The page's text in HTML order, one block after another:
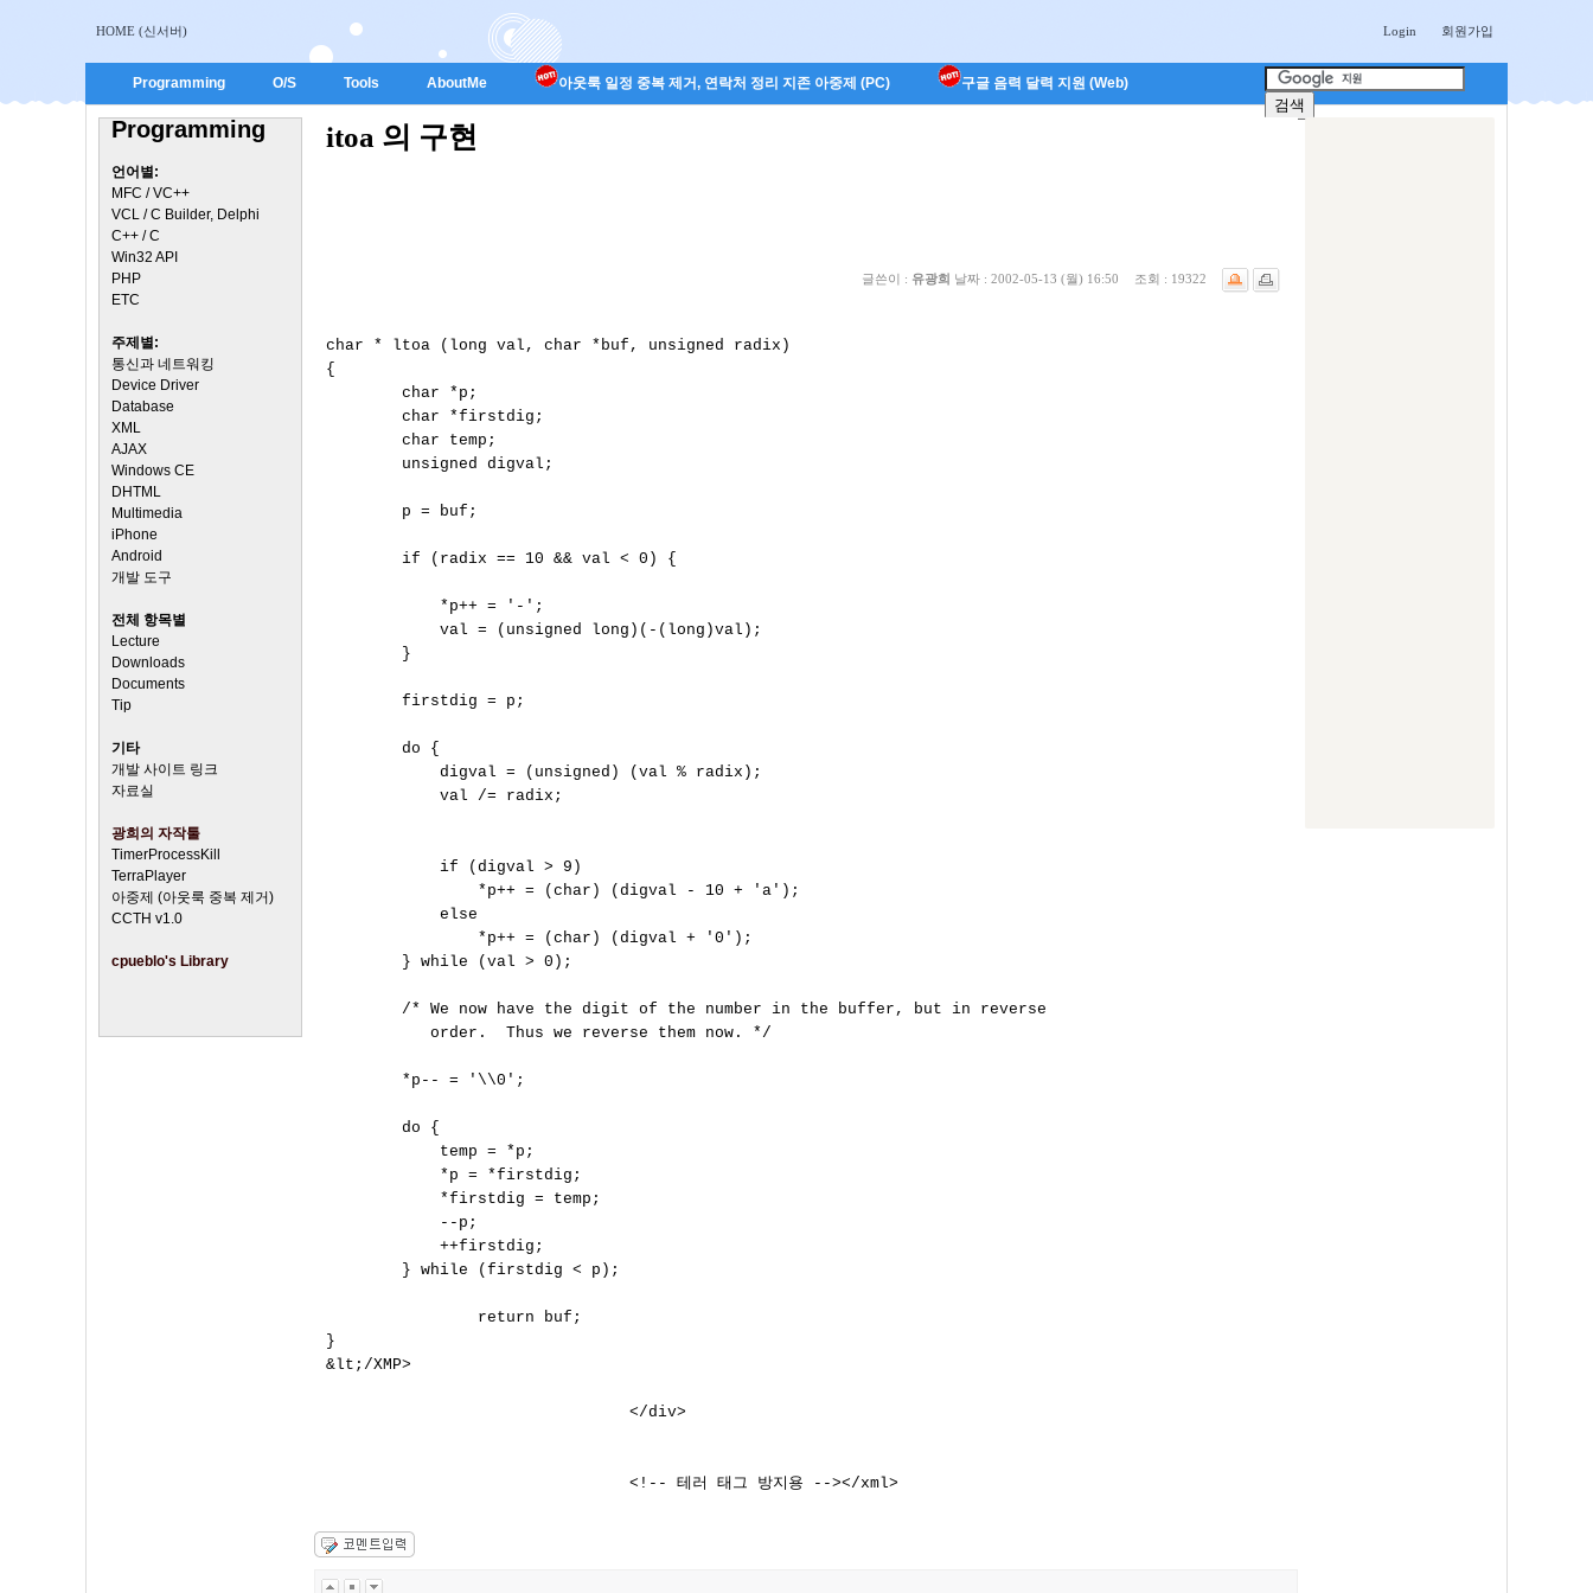
HOME (신서버) Login 회원가입
Programming O/S Tools AboutMe 아웃룩 일정 중복 제거, 연락처 정리 지존 아중제 (PC) 구글 음력 달력 지원 (Web)
Programming
언어별:
MFC / VC++
VCL / C Builder, Delphi
C++ / C
Win32 API
PHP
ETC
주제별:
통신과 네트워킹
Device Driver
Database
XML
AJAX
Windows CE
DHTML
Multimedia
iPhone
Android
개발 도구
전체 항목별
Lecture
Downloads
Documents
Tip
기타
개발 사이트 링크
자료실
광희의 자작툴
TimerProcessKill
TerraPlayer
아중제 (아웃룩 중복 제거)
CCTH v1.0
cpueblo's Library
itoa 의 구현
글쓴이 : 유광희 날짜 : 2002-05-13 (월) 16:50 조회 : 19322
char * ltoa (long val, char *buf, unsigned radix)
{
        char *p;
        char *firstdig;
        char temp;
        unsigned digval;
        p = buf;
        if (radix == 10 && val < 0) {
            *p++ = '-';
            val = (unsigned long)(-(long)val);
        }
        firstdig = p;
        do {
            digval = (unsigned) (val % radix);
            val /= radix;
            if (digval > 9)
                *p++ = (char) (digval - 10 + 'a');
            else
                *p++ = (char) (digval + '0');
        } while (val > 0);
        /* We now have the digit of the number in the buffer, but in reverse
           order.  Thus we reverse them now. */
        *p-- = '\\0';
        do {
            temp = *p;
            *p = *firstdig;
            *firstdig = temp;
            --p;
            ++firstdig;
        } while (firstdig < p);
                return buf;
}
&lt;/XMP>
                                </div>
                                <!-- 테러 태그 방지용 --></xml>